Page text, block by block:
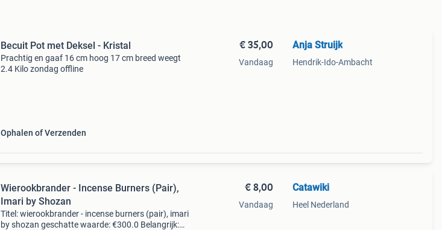
Becuit Pot met Deksel - Kristal
Prachtig en gaaf 16 cm hoog 17 cm breed weegt
2.4 Kilo zondag offline
Ophalen of Verzenden
€ 35,00
Vandaag
Anja Struijk
Hendrik-Ido-Ambacht
Wierookbrander - Incense Burners (Pair),
Imari by Shozan
Titel: wierookbrander - incense burners (pair), imari
by shozan geschatte waarde: €300.0 Belangrijk:
€ 8,00
Vandaag
Catawiki
Heel Nederland